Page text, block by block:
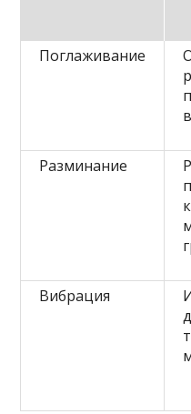
Поглаживание
Разминание
Вибрация